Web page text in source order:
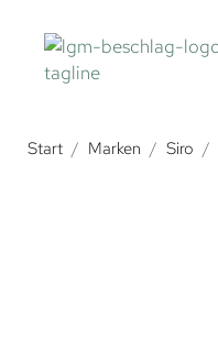
Start / Marken / Siro /